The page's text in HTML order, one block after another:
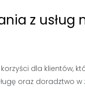
z usług
dla klientów,
oraz doradztwo